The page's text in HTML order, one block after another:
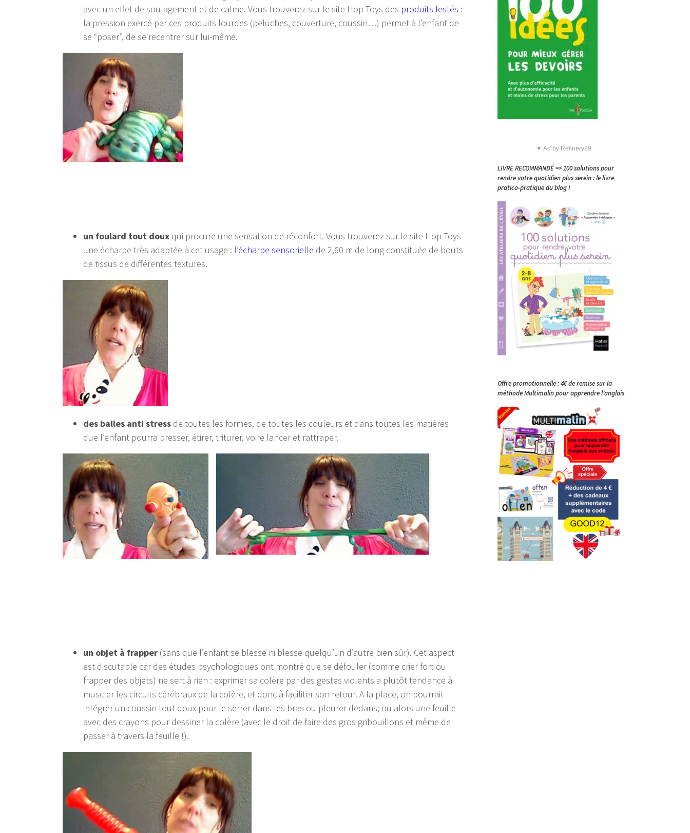
avec un effet de soulagement et de calme. Vous trouverez sur le site Hop Toys des produits lestés :
la pression exercé par ces produits lourdes (peluches, couverture, coussin…) permet à l’enfant de
se “poser”, de se recentrer sur lui-même.
un foulard tout doux qui procure une sensation de réconfort. Vous trouverez sur le site Hop Toys
une écharpe très adaptée à cet usage : l’écharpe sensorielle de 2,60 m de long constituée de bouts
de tissus de différentes textures.
des balles anti stress de toutes les formes, de toutes les couleurs et dans toutes les matières
que l’enfant pourra presser, étirer, triturer, voire lancer et rattraper.
un objet à frapper (sans que l’enfant se blesse ni blesse quelqu’un d’autre bien sûr). Cet aspect
est discutable car des études psychologiques ont montré que se défouler (comme crier fort ou
frapper des objets) ne sert à rien : exprimer sa colère par des gestes violents a plutôt tendance à
muscler les circuits cérébraux de la colère, et donc à faciliter son retour. A la place, on pourrait
intégrer un coussin tout doux pour le serrer dans les bras ou pleurer dedans; ou alors une feuille
avec des crayons pour dessiner la colère (avec le droit de faire des gros gribouillons et même de
passer à travers la feuille !).
▼ Ad by Refinery89
LIVRE RECOMMANDÉ => 100 solutions pour
rendre votre quotidien plus serein : le livre
pratico-pratique du blog !
Offre promotionnelle : 4€ de remise sur la
méthode Multimalin pour apprendre l’anglais